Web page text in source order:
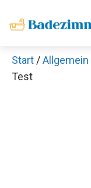
Inhalt
Start /Allgemein
Test